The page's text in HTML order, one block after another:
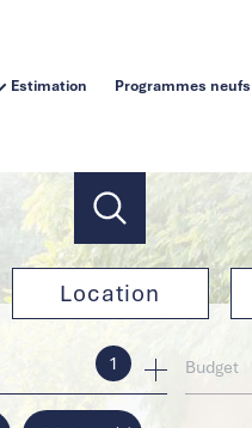
Estimation Programmes neufs
Location
à l'année
en saisonnier
1 Budget